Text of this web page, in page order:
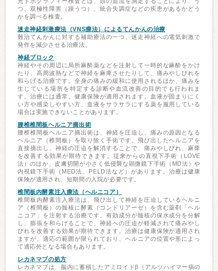
つ、双極性障害（躁うつ）、統合失調症などの疾患があるかどう
かを調べる検査。
迷走神経刺激療法（VNS療法）によるてんかんの治療
難治てんかんに対する補助療法の一つ。迷走神経への電気刺激で
発作を減少させる治療法。
神経ブロック
神経やその周辺に局所麻酔薬などを注射して一時的な麻酔をかけ
たり、高周波熱などで神経を麻痺させたりして、痛みやしびれを
和らげる治療です。全身の痛みの緩和に使用されるほか、痛みを
生じている場所を特定する診断や血流改善の目的でも行われま
す。治療には通常、健康保険が適用されます。血液が固まりにく
い方や感染しやすい方、血液をサラサラにする薬を服用している
場合は実施できないことがあります。
腰椎椎間板ヘルニア摘出術
腰椎椎間板ヘルニア摘出術は、神経を圧迫し、痛みの原因となる
ヘルニア（椎間板）を取り除く手術です。飛び出したヘルニアを
直接摘出し、神経の圧迫を解消することで、痛みやしびれ、麻痺
を改善する効果が期待できます。従来からの直視下手術（LOVE
法）のほか、皮膚切開が小さく低侵襲な顕微鏡下手術（MD法）や
内視鏡下手術（MED法、PELD法など）があります。治療は健康
保険が適用され、短期間の入院が必要です。
椎間板内酵素注入療法（ヘルニコア）
椎間板内酵素注入療法は、飛び出して神経を圧迫しているヘルニ
ア（椎間板）の髄核に酵素（コンドリアーゼ）を含む薬剤「ヘル
ニコア」を注射する治療です。有効成分が髄核の保水成分を分解
し、膨張を和らげることで、神経への圧迫が軽減されて痛みやし
びれを改善する効果が期待できます。治療は健康保険が適用され
ますが、適応の範囲が限られており、ヘルニアの位置や形によっ
て適応外となる場合もあります。
レカネマブの処方
レカネマブは、脳内に蓄積したアミロイドβ（アルツハイマー病の